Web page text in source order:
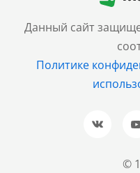
©
Данный сайт
Политике
Санкт-Петербург
+7 (812) 600-77-33
Барнаул
+7 (961) 999-93-93
Новосибирск